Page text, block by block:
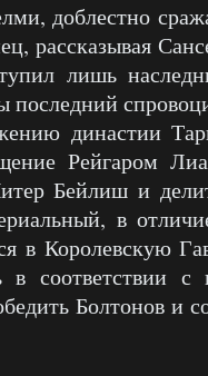
доблестно
рассказывая
лишь
династии
Рейгаром
Бейлиш и
в
в Королевскую
в соответствии
Болтонов и